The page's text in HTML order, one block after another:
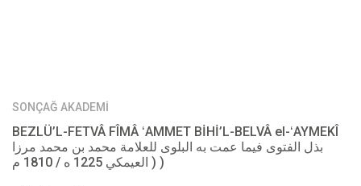
SONÇAĞ AKADEMİ
BEZLÜ’L-FETVÂ FÎMÂ ʻAMMET BİHİ’L-BELVÂ el-ʻAYMEKÎ
بذل الفتوى فيما عمت به البلوى للعلامة محمد بن محمد مرزا
العيمكي 1225 ه / 1810 م ) )